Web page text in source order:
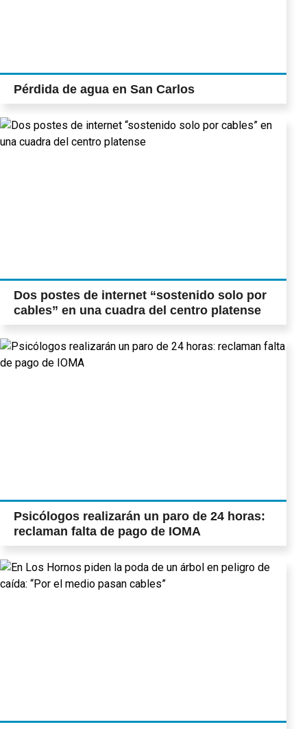
Pérdida de agua en San Carlos
Dos postes de internet “sostenido solo por
cables” en una cuadra del centro platense
Psicólogos realizarán un paro de 24 horas:
reclaman falta de pago de IOMA